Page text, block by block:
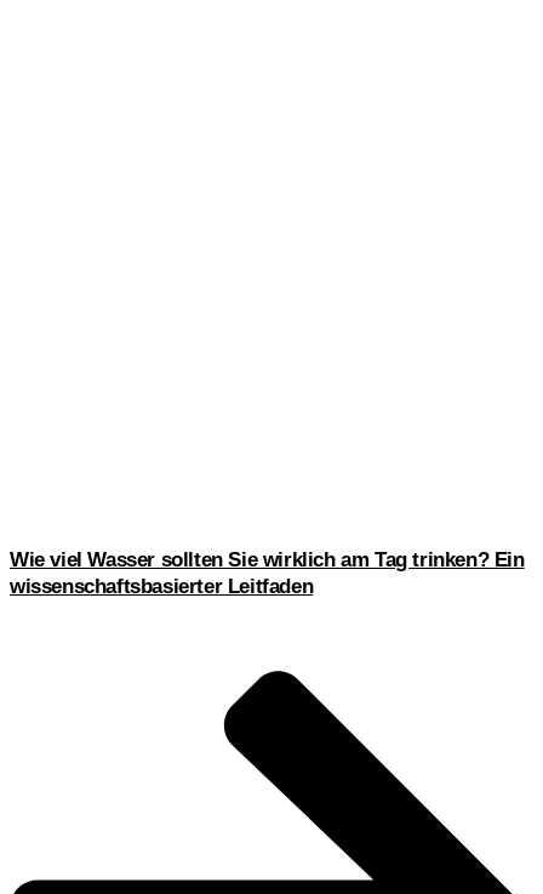
Wie viel Wasser sollten Sie wirklich am Tag trinken? Ein
wissenschaftsbasierter Leitfaden